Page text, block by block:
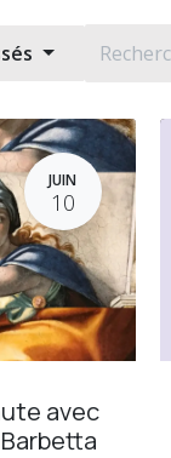
JUIN
10
avec